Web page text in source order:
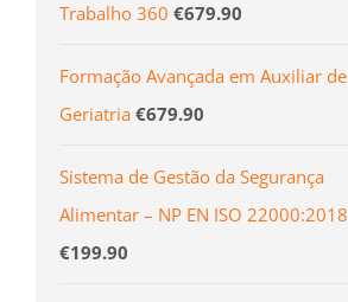
Trabalho 360 €679.90
Formação Avançada em Auxiliar de
Geriatria €679.90
Sistema de Gestão da Segurança
Alimentar – NP EN ISO 22000:2018
€199.90